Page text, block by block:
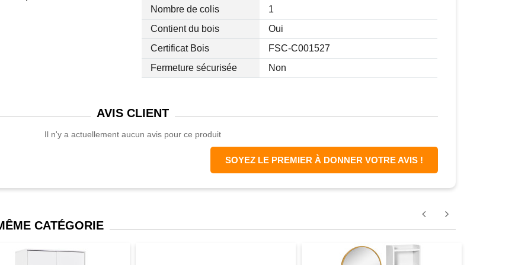
d'élégance à
dans l'espace de
noir et poignées
tiroir (revêtement
anti-basculement
Nombre de colis
1
Contient du bois
Oui
Certificat Bois
FSC-C001527
Fermeture sécurisée
Non
AVISCLIENT
Il n'y a actuellement aucun avis pour ce produit
SOYEZ LE PREMIER À DONNER VOTRE AVIS !
CATÉGORIE